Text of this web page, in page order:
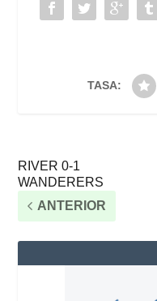
TASA:
RIVER 0-1
WANDERERS
ANTERIOR